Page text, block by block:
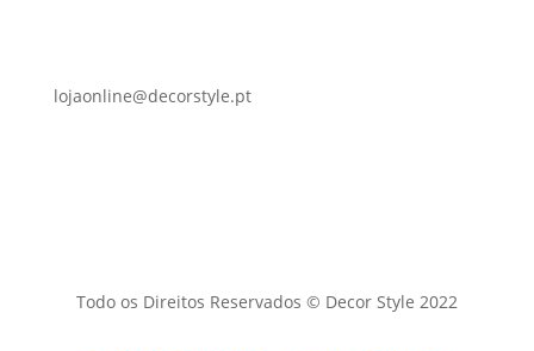
lojaonline@decorstyle.pt
Todo os Direitos Reservados © Decor Style 2022